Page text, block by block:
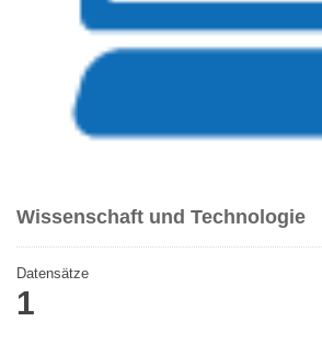
Wissenschaft und Technologie
Datensätze
1